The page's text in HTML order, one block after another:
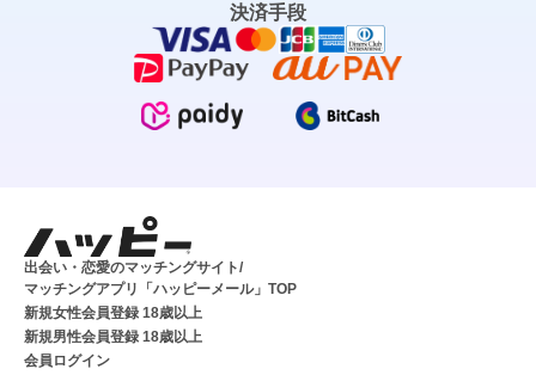
決済手段
出会い・恋愛のマッチングサイト/
マッチングアプリ「ハッピーメール」TOP
新規女性会員登録 18歳以上
新規男性会員登録 18歳以上
会員ログイン